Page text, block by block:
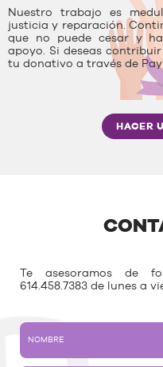
Nuestro trabajo es
justicia y reparación.
que no puede cesar y
apoyo. Si deseas
tu donativo a través de
HACER
Te asesoramos de
614.458.7383 de lunes a